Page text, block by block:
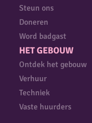
Steun ons
Doneren
Word badgast
HET GEBOUW
Ontdek het gebouw
Verhuur
Techniek
Vaste huurders